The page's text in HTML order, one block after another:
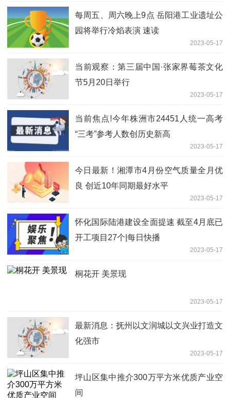
每周五、周六晚上9点 岳阳港工业遗址公
园将举行冷焰表演 速读
2023-05-17
当前观察：第三届中国·张家界莓茶文化
节5月20日举行
2023-05-17
当前焦点!今年株洲市24451人统一高考
“三考”参考人数创历史新高
2023-05-17
今日最新！湘潭市4月份空气质量全月优
良 创近10年同期最好水平
2023-05-17
怀化国际陆港建设全面提速 截至4月底已
开工项目27个|每日快播
2023-05-17
桐花开 美景现
2023-05-17
最新消息：抚州以文润城以文兴业打造文
化强市
2023-05-17
坪山区集中推介300万平方米优质产业空
间